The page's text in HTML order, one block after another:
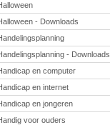
- Downloads
- Downloads
en computer
en internet
en jongeren
voor ouders